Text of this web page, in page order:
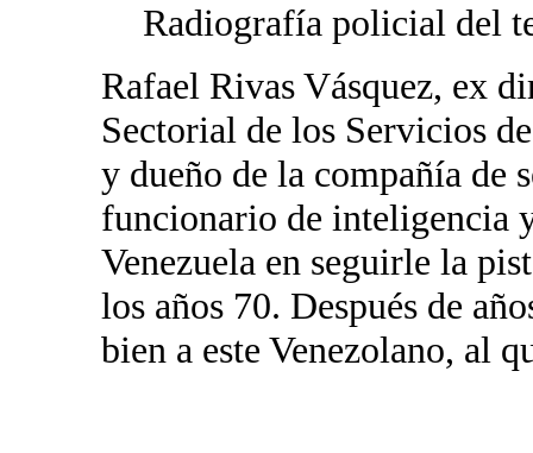
Radiografía policial del
Rafael Rivas Vásquez, ex
Sectorial de los Servicios
y dueño de la compañía
funcionario de inteligencia
Venezuela en seguirle la
los años 70. Después de
bien a este Venezolano, al